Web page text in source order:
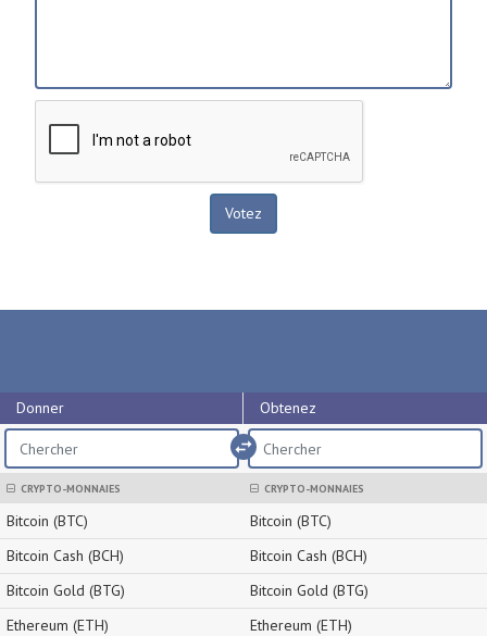
Donner Obtenez
import_export
CRYPTO-MONNAIES
Bitcoin (BTC)
Bitcoin Cash (BCH)
Bitcoin Gold (BTG)
Ethereum (ETH)
CRYPTO-MONNAIES
Bitcoin (BTC)
Bitcoin Cash (BCH)
Bitcoin Gold (BTG)
Ethereum (ETH)